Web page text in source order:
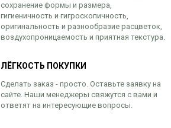
сохранение формы и размера,
гигиеничность и гигроскопичность,
оригинальность и разнообразие расцветок,
воздухопроницаемость и приятная текстура.
ЛЁГКОСТЬ ПОКУПКИ
Сделать заказ - просто. Оставьте заявку на
сайте. Наши менеджеры свяжутся с вами и
ответят на интересующие вопросы.